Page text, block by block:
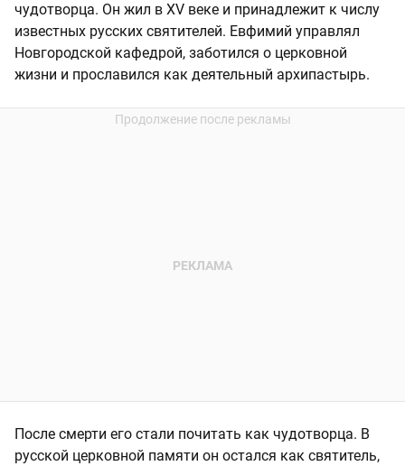
чудотворца. Он жил в XV веке и принадлежит к числу
известных русских святителей. Евфимий управлял
Новгородской кафедрой, заботился о церковной
жизни и прославился как деятельный архипастырь.
После смерти его стали почитать как чудотворца. В
русской церковной памяти он остался как святитель,